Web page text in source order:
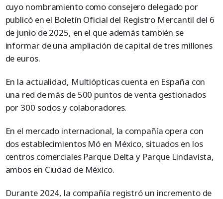
cuyo nombramiento como consejero delegado por
publicó en el Boletín Oficial del Registro Mercantil del 6
de junio de 2025, en el que además también se
informar de una ampliación de capital de tres millones
de euros.
En la actualidad, Multiópticas cuenta en España con
una red de más de 500 puntos de venta gestionados
por 300 socios y colaboradores.
En el mercado internacional, la compañía opera con
dos establecimientos Mó en México, situados en los
centros comerciales Parque Delta y Parque Lindavista,
ambos en Ciudad de México.
Durante 2024, la compañía registró un incremento de